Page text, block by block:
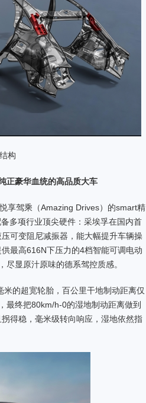
构
正豪华血统的高品质大车
享驾乘（Amazing Drives）的smart精
多项行业顶尖硬件：采埃孚在国内首
可变阻尼减振器，能大幅提升车辆操
最高616N下压力的4档智能可调电动
显原汁原味的德系驾控质感。
的超宽轮胎，百公里干地制动距离仅
最终把80km/h-0的湿地制动距离做到
得稳，毫米级转向响应，湿地依然指